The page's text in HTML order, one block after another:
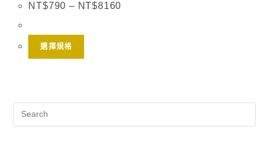
NT$790 – NT$8160
選擇規格